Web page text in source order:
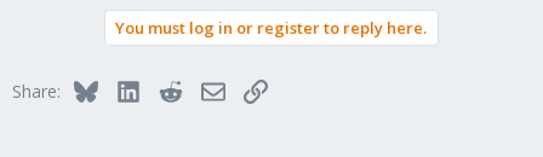
o
You must log in or register to reply here.
Share: BlueskyLinkedInRedditEmailLink